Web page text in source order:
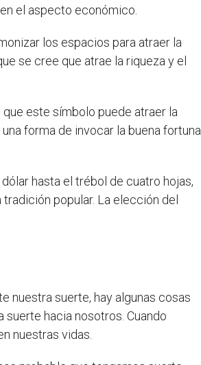
el aspecto económico.
los espacios para atraer la
se cree que atrae la riqueza y el
este símbolo puede atraer la
forma de invocar la buena fortuna
hasta el trébol de cuatro hojas,
popular. La elección del
nuestra suerte, hay algunas cosas
suerte hacia nosotros. Cuando
nuestras vidas.